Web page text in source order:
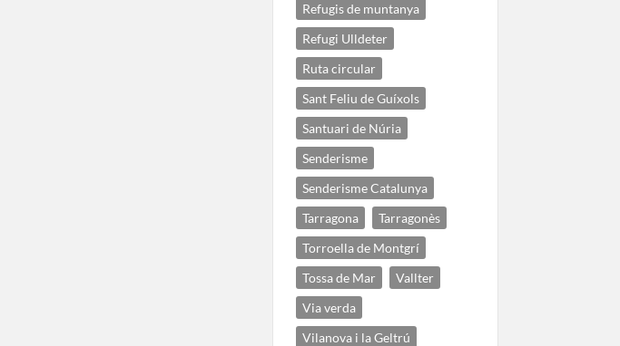
Refugis de muntanya
Refugi Ulldeter
Ruta circular
Sant Feliu de Guíxols
Santuari de Núria
Senderisme
Senderisme Catalunya
Tarragona
Tarragonès
Torroella de Montgrí
Tossa de Mar
Vallter
Via verda
Vilanova i la Geltrú